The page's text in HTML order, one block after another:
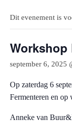
Dit evenement is
Workshop
september 6, 2025
Op zaterdag 6
Fermenteren en op
Anneke van